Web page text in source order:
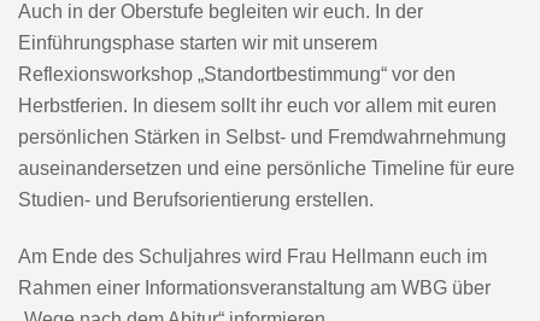
Auch in der Oberstufe begleiten wir euch. In der
Einführungsphase starten wir mit unserem
Reflexionsworkshop „Standortbestimmung“ vor den
Herbstferien. In diesem sollt ihr euch vor allem mit euren
persönlichen Stärken in Selbst- und Fremdwahrnehmung
auseinandersetzen und eine persönliche Timeline für eure
Studien- und Berufsorientierung erstellen.
Am Ende des Schuljahres wird Frau Hellmann euch im
Rahmen einer Informationsveranstaltung am WBG über